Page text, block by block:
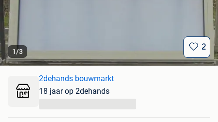
1/3
2
2dehands bouwmarkt
18 jaar op 2dehands